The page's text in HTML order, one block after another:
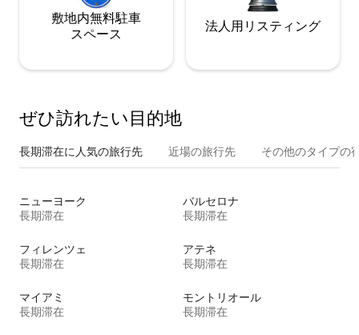
敷地内無料駐⁠車
ス⁠ペ⁠ー⁠ス
法人用リスティング
ぜひ訪⁠れ⁠た⁠い目⁠的⁠地
長期滞在に人気の旅行先 近場の旅行先 その他のタ⁠イ⁠プ⁠の
ニューヨーク
長期滞在
バルセロナ
長期滞在
フィレンツェ
長期滞在
アテネ
長期滞在
マイアミ
長期滞在
モントリオール
長期滞在